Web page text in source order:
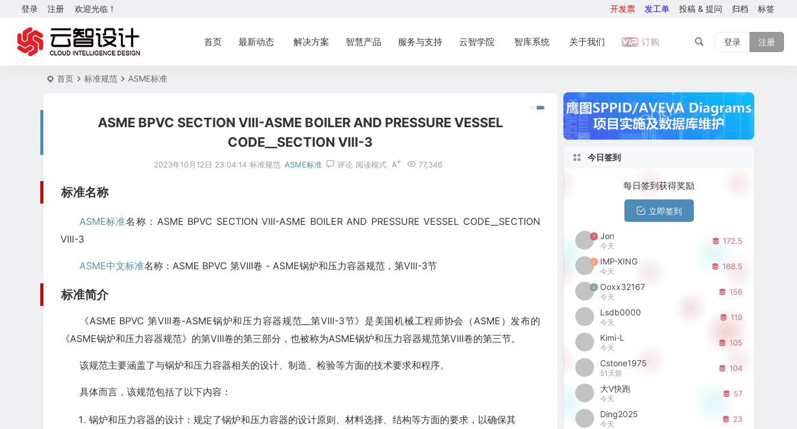
欢迎光临！
登录 注册 开发票 发工单 投稿 & 提问 归档 标签
首页 最新动态 解决方案 智慧产品 服务与支持 云智学院 智库系统 关于我们 订购 登录 注册
首页 标准规范 ASME标准
ASME BPVC SECTION VIII-ASME BOILER AND PRESSURE VESSEL
CODE__SECTION VIII-3
2023年10月12日 23:04:14 标准规范 ASME标准 评论 77,346
阅读模式
标准名称
ASME标准名称：ASME BPVC SECTION VIII-ASME BOILER AND PRESSURE VESSEL CODE__SECTION
VIII-3
ASME中文标准名称：ASME BPVC 第VIII卷 - ASME锅炉和压力容器规范，第VIII-3节
标准简介
《ASME BPVC 第VIII卷-ASME锅炉和压力容器规范__第VIII-3节》是美国机械工程师协会（ASME）发布的
《ASME锅炉和压力容器规范》的第VIII卷的第三部分，也被称为ASME锅炉和压力容器规范第VIII卷的第三节。
该规范主要涵盖了与锅炉和压力容器相关的设计、制造、检验等方面的技术要求和程序。
具体而言，该规范包括了以下内容：
锅炉和压力容器的设计：规定了锅炉和压力容器的设计原则、材料选择、结构等方面的要求，以确保其
今日签到
每日签到获得奖励
立即签到
1 Jon
今天
172.5
2 IMP-XING
今天
168.5
3 Ooxx32167
今天
156
Lsdb0000
今天
119
Kimi-L
今天
105
Cstone1975
51天前
104
大V快跑
今天
57
Ding2025
今天
23